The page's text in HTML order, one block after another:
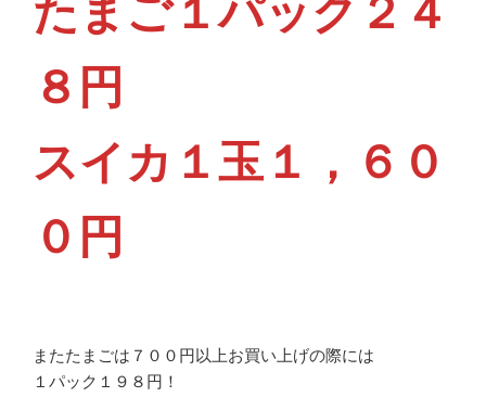
たまご１パック２４
８円
スイカ１玉１，６０
０円
またたまごは７００円以上お買い上げの際には
１パック１９８円！